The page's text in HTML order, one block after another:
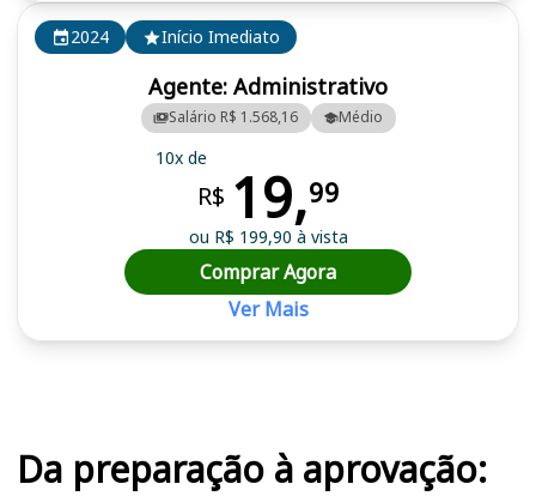
2024 Início Imediato
Agente: Administrativo
Salário R$ 1.568,16 Médio
10x de
R$ 19,99
ou R$ 199,90 à vista
Comprar Agora
Ver Mais
Da preparação à aprovação: